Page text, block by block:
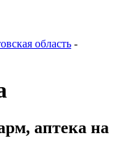
область -
аптека на